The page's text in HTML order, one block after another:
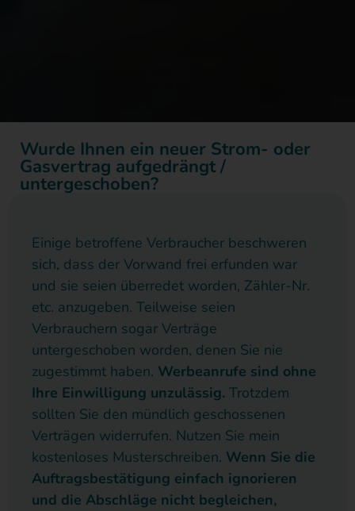
Wurde Ihnen ein neuer Strom- oder
Gasvertrag aufgedrängt /
untergeschoben?
Einige betroffene Verbraucher beschweren
sich, dass der Vorwand frei erfunden war
und sie seien überredet worden, Zähler-Nr.
etc. anzugeben. Teilweise seien
Verbrauchern sogar Verträge
untergeschoben worden, denen Sie nie
zugestimmt haben. Werbeanrufe sind ohne
Ihre Einwilligung unzulässig. Trotzdem
sollten Sie den mündlich geschossenen
Verträgen widerrufen. Nutzen Sie mein
kostenloses Musterschreiben. Wenn Sie die
Auftragsbestätigung einfach ignorieren
und die Abschläge nicht begleichen,